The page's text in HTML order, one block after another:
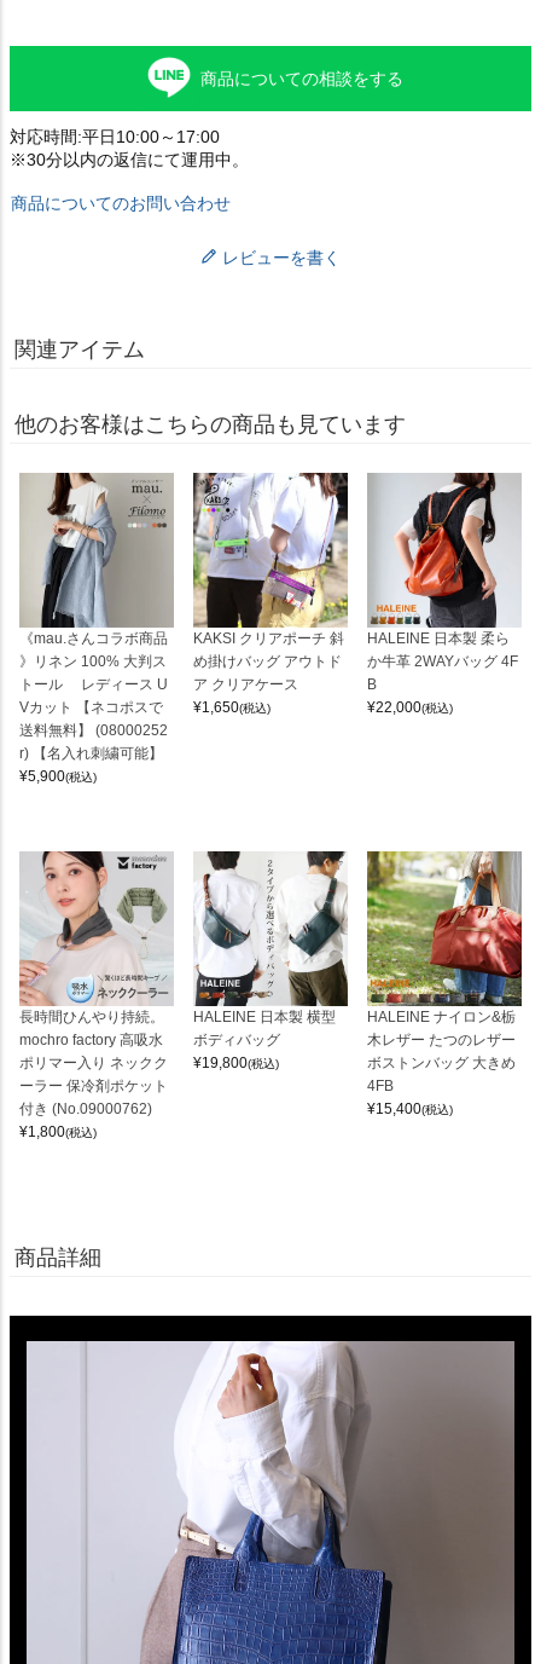
商品についての相談をする
対応時間:平日10:00～17:00
※30分以内の返信にて運用中。
商品についてのお問い合わせ
レビューを書く
関連アイテム
他のお客様はこちらの商品も見ています
《mau.さんコラボ商品
》リネン 100% 大判ス
トール レディース U
Vカット 【ネコポスで
送料無料】 (08000252
r) 【名入れ刺繍可能】
¥5,900(税込)
KAKSI クリアポーチ 斜
め掛けバッグ アウトド
ア クリアケース
¥1,650(税込)
HALEINE 日本製 柔ら
か牛革 2WAYバッグ 4F
B
¥22,000(税込)
長時間ひんやり持続。
mochro factory 高吸水
ポリマー入り ネックク
ーラー 保冷剤ポケット
付き (No.09000762)
¥1,800(税込)
HALEINE 日本製 横型
ボディバッグ
¥19,800(税込)
HALEINE ナイロン&栃
木レザー たつのレザー
ボストンバッグ 大きめ
4FB
¥15,400(税込)
商品詳細